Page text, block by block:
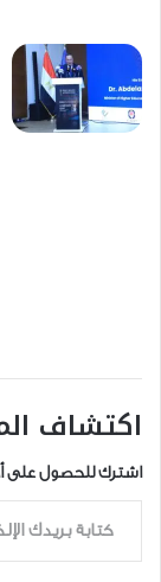
اكتشاف
اشترك للحصول على
كتابة بريدك الإلكتروني...